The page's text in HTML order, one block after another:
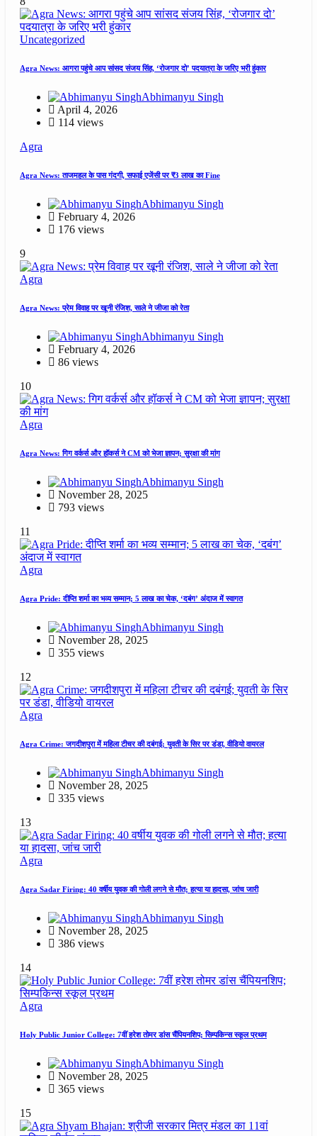
Uncategorized
Agra News: आगरा पहुंचे आप सांसद संजय सिंह, ‘रोजगार दो’ पदयात्रा के जरिए भरी हुंकार
Abhimanyu Singh
April 4, 2026
114 views
Agra
Agra News: ताजमहल के पास गंदगी, सफाई एजेंसी पर ₹3 लाख का Fine
Abhimanyu Singh
February 4, 2026
176 views
9
Agra
Agra News: प्रेम विवाह पर खूनी रंजिश, साले ने जीजा को रेता
Abhimanyu Singh
February 4, 2026
86 views
10
Agra
Agra News: गिग वर्कर्स और हॉकर्स ने CM को भेजा ज्ञापन; सुरक्षा की मांग
Abhimanyu Singh
November 28, 2025
793 views
11
Agra
Agra Pride: दीप्ति शर्मा का भव्य सम्मान; 5 लाख का चेक, ‘दबंग’ अंदाज में स्वागत
Abhimanyu Singh
November 28, 2025
355 views
12
Agra
Agra Crime: जगदीशपुरा में महिला टीचर की दबंगई; युवती के सिर पर डंडा, वीडियो वायरल
Abhimanyu Singh
November 28, 2025
335 views
13
Agra
Agra Sadar Firing: 40 वर्षीय युवक की गोली लगने से मौत; हत्या या हादसा, जांच जारी
Abhimanyu Singh
November 28, 2025
386 views
14
Agra
Holy Public Junior College: 7वीं हरेश तोमर डांस चैंपियनशिप; सिम्पकिन्स स्कूल प्रथम
Abhimanyu Singh
November 28, 2025
365 views
15